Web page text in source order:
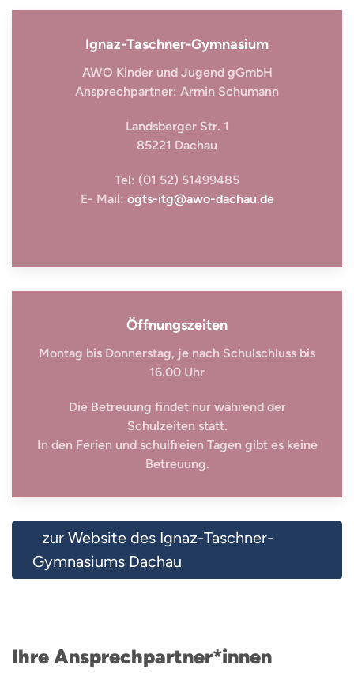
Ignaz-Taschner-Gymnasium
AWO Kinder und Jugend gGmbH
Ansprechpartner: Armin Schumann
Landsberger Str. 1
85221 Dachau
Tel: (01 52) 51499485
E- Mail: ogts-itg@awo-dachau.de
Öffnungszeiten
Montag bis Donnerstag, je nach Schulschluss bis
16.00 Uhr
Die Betreuung findet nur während der
Schulzeiten statt.
In den Ferien und schulfreien Tagen gibt es keine
Betreuung.
zur Website des Ignaz-Taschner-
Gymnasiums Dachau
Ihre Ansprechpartner*innen